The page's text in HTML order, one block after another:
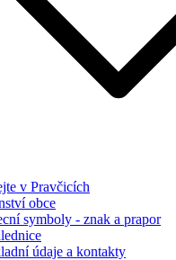
v Pravčicích
obce
symboly - znak a prapor
údaje a kontakty